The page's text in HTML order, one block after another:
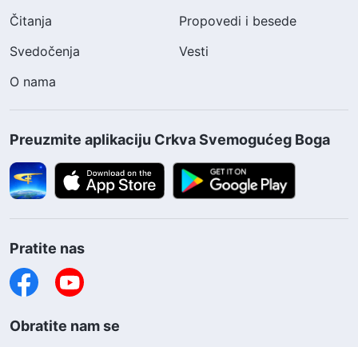
Čitanja
Propovedi i besede
Svedočenja
Vesti
O nama
Preuzmite aplikaciju Crkva Svemogućeg Boga
Pratite nas
Obratite nam se